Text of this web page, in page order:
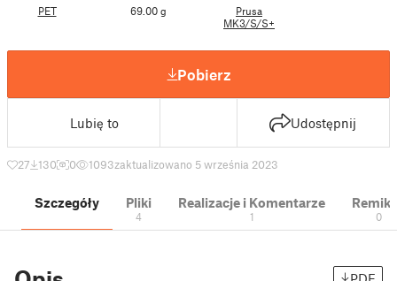
PET 69.00 g
Prusa
MK3/S/S+
Pobierz
Lubię to Udostępnij
27 130 0 1093zaktualizowano 5 września 2023
Szczegóły Pliki
4
Realizacje i Komentarze
1 0